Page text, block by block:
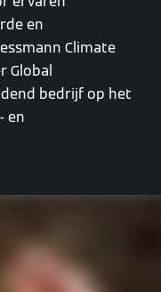
en
Climate
Global
bedrijf op het
en